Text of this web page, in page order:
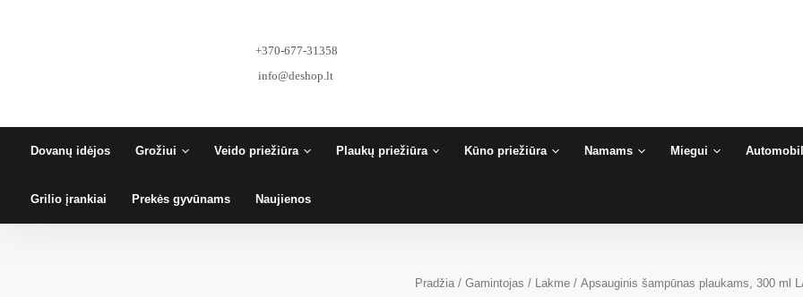
+370-677-31358
info@deshop.lt
Dovanų idėjos Grožiui Veido priežiūra Plaukų priežiūra Kūno priežiūra Namams Miegui
Grilio įrankiai Prekės gyvūnams Naujienos
Pradžia /Gamintojas / Lakme / Apsauginis šampūnas plaukams, 300 ml